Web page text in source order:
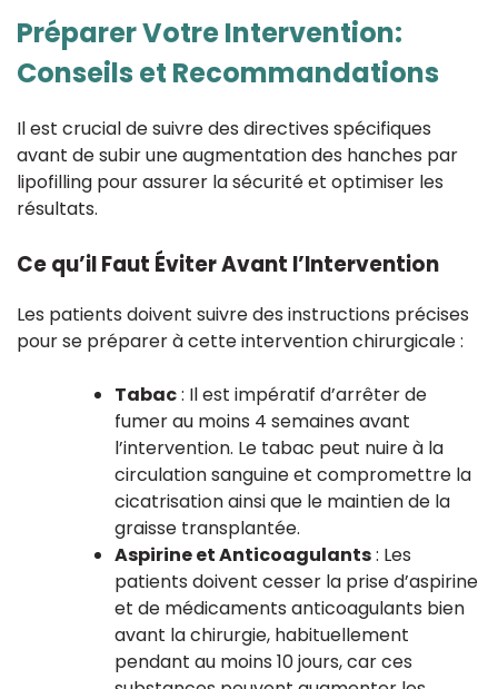
Préparer Votre Intervention:
Conseils et Recommandations
Il est crucial de suivre des directives spécifiques
avant de subir une augmentation des hanches par
lipofilling pour assurer la sécurité et optimiser les
résultats.
Ce qu’il Faut Éviter Avant l’Intervention
Les patients doivent suivre des instructions précises
pour se préparer à cette intervention chirurgicale :
Tabac: Il est impératif d’arrêter de
fumer au moins 4 semaines avant
l’intervention. Le tabac peut nuire à la
circulation sanguine et compromettre la
cicatrisation ainsi que le maintien de la
graisse transplantée.
Aspirine et Anticoagulants: Les
patients doivent cesser la prise d’aspirine
et de médicaments anticoagulants bien
avant la chirurgie, habituellement
pendant au moins 10 jours, car ces